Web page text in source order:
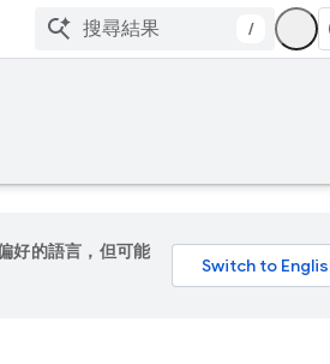
/
好的語言，但可能